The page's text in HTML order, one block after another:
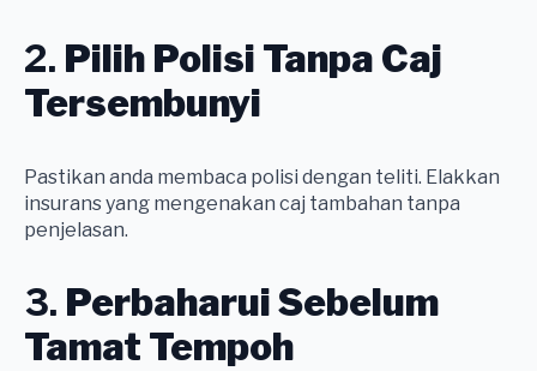
2. Pilih Polisi Tanpa Caj
Tersembunyi
Pastikan anda membaca polisi dengan teliti. Elakkan
insurans yang mengenakan caj tambahan tanpa
penjelasan.
3. Perbaharui Sebelum
Tamat Tempoh